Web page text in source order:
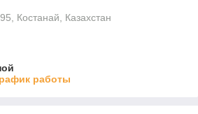
Костанай, Казахстан
работы